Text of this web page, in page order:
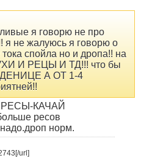
я говорю не про
я не жалуюсь я говорю о
спойла но и дропа!! на
И РЕЦЫ И ТД!!! что бы
А ОТ 1-4
РЕСЫ-КАЧАЙ
ресов
норм.
url]